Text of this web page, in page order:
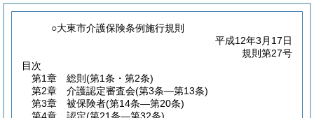
○大東市介護保険条例施行規則
平成12年3月17日
規則第27号
目次
第1章
総則 (第1条・第2条)
第2章
介護認定審査会(第3条―第13条)
第3章
被保険者(第14条―第20条)